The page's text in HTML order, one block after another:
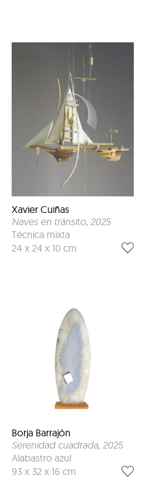
Xavier Cuiñas
Naves en tránsito, 2025
Técnica mixta
24 x 24 x 10 cm
Borja Barrajón
Serenidad cuadrada, 2025
Alabastro azul
93 x 32 x 16 cm